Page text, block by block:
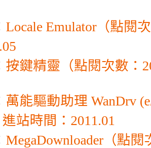
Locale Emulator（點閱
按鍵精靈（點閱次數：
萬能驅動助理 WanDrv
站時間：2011.01
MegaDownloader（點